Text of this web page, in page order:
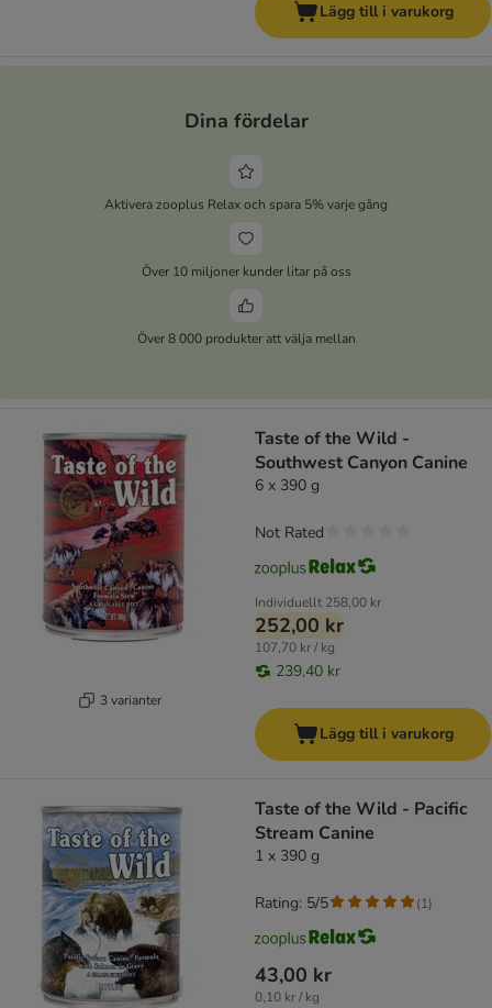
Lägg till i varukorg
Dina fördelar
Aktivera zooplus Relax och spara 5% varje gång
Över 10 miljoner kunder litar på oss
Över 8 000 produkter att välja mellan
3 varianter
Taste of the Wild -
Southwest Canyon Canine
6 x 390 g
Individuellt 258,00 kr
252,00 kr
107,70 kr / kg
239,40 kr
Not Rated
Lägg till i varukorg
Taste of the Wild - Pacific
Stream Canine
1 x 390 g
43,00 kr
0,10 kr / kg
Rating: 5/5 (1)